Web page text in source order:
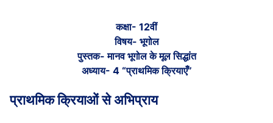
कक्षा- 12वीं
विषय- भूगोल
पुस्तक- मानव भूगोल के मूल सिद्धांत
अध्याय- 4 “प्राथमिक क्रियाएँ”
प्राथमिक क्रियाओं से अभिप्राय